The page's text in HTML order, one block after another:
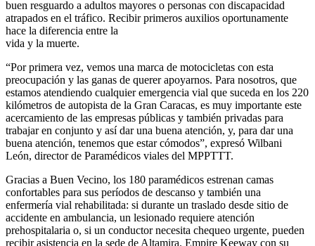
buen resguardo a adultos mayores o personas con discapacidad
atrapados en el tráfico. Recibir primeros auxilios oportunamente
hace la diferencia entre la
vida y la muerte.
“Por primera vez, vemos una marca de motocicletas con esta
preocupación y las ganas de querer apoyarnos. Para nosotros, que
estamos atendiendo cualquier emergencia vial que suceda en los 220
kilómetros de autopista de la Gran Caracas, es muy importante este
acercamiento de las empresas públicas y también privadas para
trabajar en conjunto y así dar una buena atención, y, para dar una
buena atención, tenemos que estar cómodos”, expresó Wilbani
León, director de Paramédicos viales del MPPTTT.
Gracias a Buen Vecino, los 180 paramédicos estrenan camas
confortables para sus períodos de descanso y también una
enfermería vial rehabilitada: si durante un traslado desde sitio de
accidente en ambulancia, un lesionado requiere atención
prehospitalaria o, si un conductor necesita chequeo urgente, pueden
recibir asistencia en la sede de Altamira. Empire Keeway con su